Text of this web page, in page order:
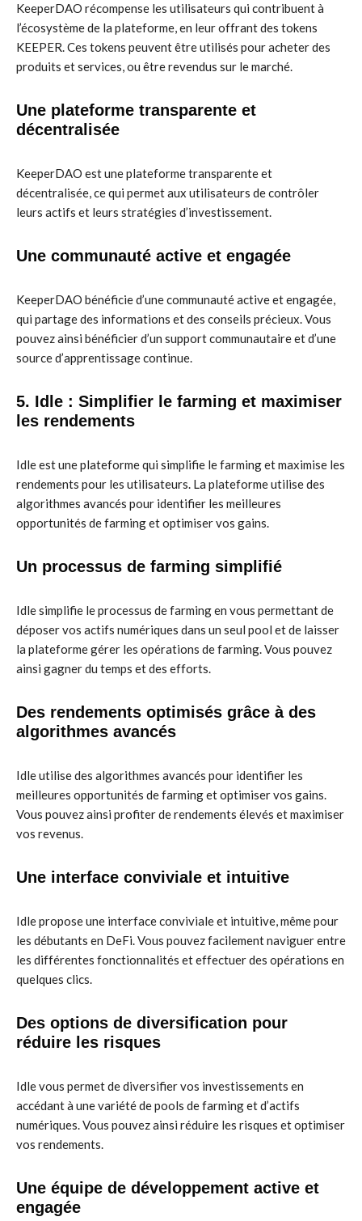
KeeperDAO récompense les utilisateurs qui contribuent à
l’écosystème de la plateforme, en leur offrant des tokens
KEEPER. Ces tokens peuvent être utilisés pour acheter des
produits et services, ou être revendus sur le marché.
Une plateforme transparente et
décentralisée
KeeperDAO est une plateforme transparente et
décentralisée, ce qui permet aux utilisateurs de contrôler
leurs actifs et leurs stratégies d’investissement.
Une communauté active et engagée
KeeperDAO bénéficie d’une communauté active et engagée,
qui partage des informations et des conseils précieux. Vous
pouvez ainsi bénéficier d’un support communautaire et d’une
source d’apprentissage continue.
5. Idle : Simplifier le farming et maximiser
les rendements
Idle est une plateforme qui simplifie le farming et maximise les
rendements pour les utilisateurs. La plateforme utilise des
algorithmes avancés pour identifier les meilleures
opportunités de farming et optimiser vos gains.
Un processus de farming simplifié
Idle simplifie le processus de farming en vous permettant de
déposer vos actifs numériques dans un seul pool et de laisser
la plateforme gérer les opérations de farming. Vous pouvez
ainsi gagner du temps et des efforts.
Des rendements optimisés grâce à des
algorithmes avancés
Idle utilise des algorithmes avancés pour identifier les
meilleures opportunités de farming et optimiser vos gains.
Vous pouvez ainsi profiter de rendements élevés et maximiser
vos revenus.
Une interface conviviale et intuitive
Idle propose une interface conviviale et intuitive, même pour
les débutants en DeFi. Vous pouvez facilement naviguer entre
les différentes fonctionnalités et effectuer des opérations en
quelques clics.
Des options de diversification pour
réduire les risques
Idle vous permet de diversifier vos investissements en
accédant à une variété de pools de farming et d’actifs
numériques. Vous pouvez ainsi réduire les risques et optimiser
vos rendements.
Une équipe de développement active et
engagée